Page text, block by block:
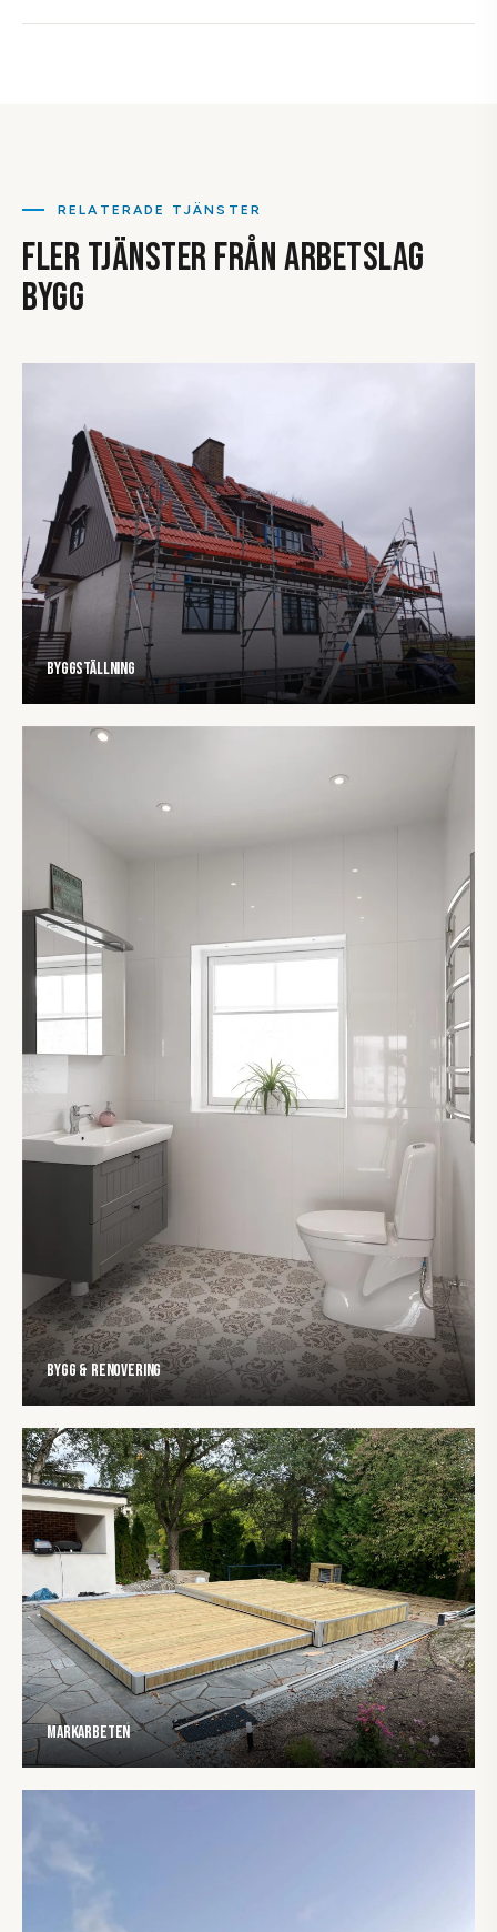
Kunder med serviceavtal har alltid prioritet. Vid extrema
RELATERADE TJÄNSTER
FLER TJÄNSTER FRÅN ARBETSLAG
BYGG
Byggställning
Bygg & Renovering
Markarbeten